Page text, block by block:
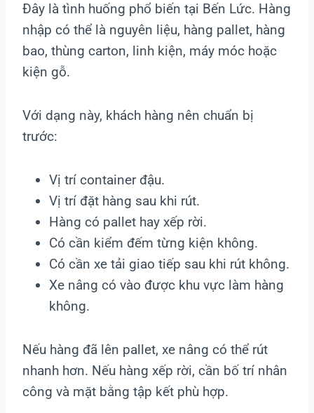
Đây là tình huống phổ biến tại Bến Lức. Hàng
nhập có thể là nguyên liệu, hàng pallet, hàng
bao, thùng carton, linh kiện, máy móc hoặc
kiện gỗ.
Với dạng này, khách hàng nên chuẩn bị
trước:
Vị trí container đậu.
Vị trí đặt hàng sau khi rút.
Hàng có pallet hay xếp rời.
Có cần kiểm đếm từng kiện không.
Có cần xe tải giao tiếp sau khi rút không.
Xe nâng có vào được khu vực làm hàng
không.
Nếu hàng đã lên pallet, xe nâng có thể rút
nhanh hơn. Nếu hàng xếp rời, cần bố trí nhân
công và mặt bằng tập kết phù hợp.